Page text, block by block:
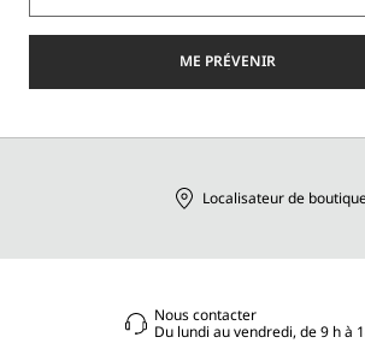
ME PRÉVENIR
Localisateur de
Nous contacter
Du lundi au vendredi, de 9 h à